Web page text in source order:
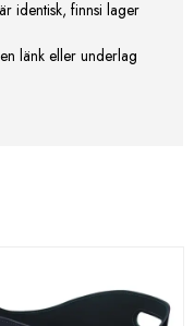
identisk, finnsi lager
länk eller underlag